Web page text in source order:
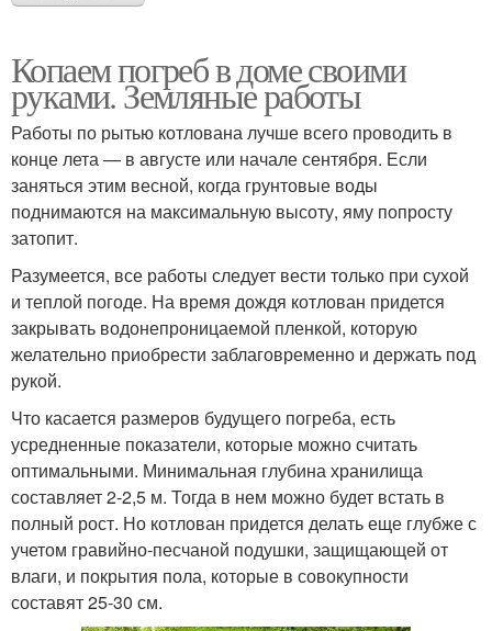
Копаем погреб в доме своими
руками. Земляные работы
Работы по рытью котлована лучше всего проводить в
конце лета — в августе или начале сентября. Если
заняться этим весной, когда грунтовые воды
поднимаются на максимальную высоту, яму попросту
затопит.
Разумеется, все работы следует вести только при сухой
и теплой погоде. На время дождя котлован придется
закрывать водонепроницаемой пленкой, которую
желательно приобрести заблаговременно и держать под
рукой.
Что касается размеров будущего погреба, есть
усредненные показатели, которые можно считать
оптимальными. Минимальная глубина хранилища
составляет 2-2,5 м. Тогда в нем можно будет встать в
полный рост. Но котлован придется делать еще глубже с
учетом гравийно-песчаной подушки, защищающей от
влаги, и покрытия пола, которые в совокупности
составят 25-30 см.